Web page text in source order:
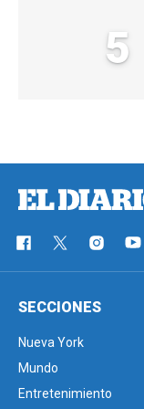
5
SECCIONES
Nueva York
Mundo
Entretenimiento